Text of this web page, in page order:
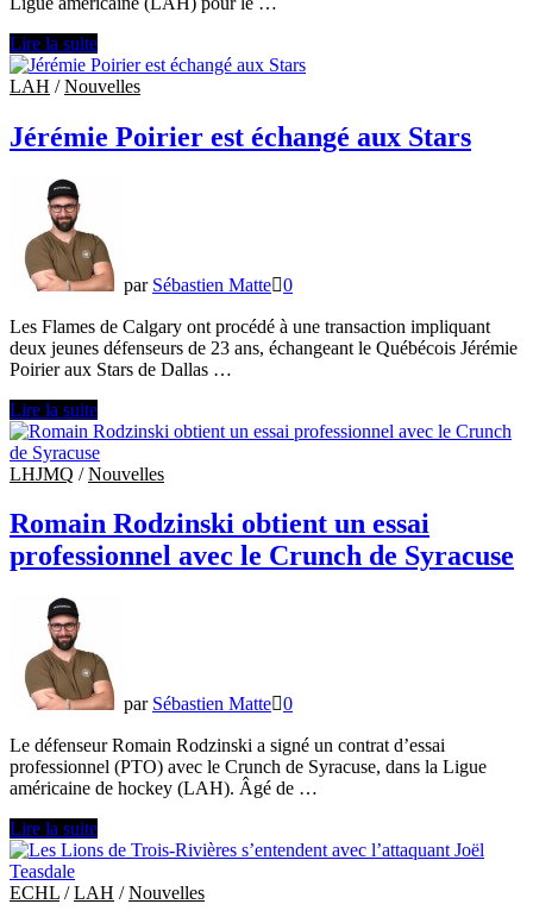
Vincent
Sévigny
décroche
contrat
dans
Ligue
américaine
hockey
Lire la suite
LAH /Nouvelles
Jérémie Poirier est échangé aux Stars
par Sébastien Matte 0
Les Flames de Calgary ont procédé à une transaction impliquant
deux jeunes défenseurs de 23 ans, échangeant le Québécois Jérémie
Poirier aux Stars de Dallas …
Jérémie
Poirier
est
échangé
Stars
Lire la suite
LHJMQ /Nouvelles
Romain Rodzinski obtient un essai
professionnel avec le Crunch de Syracuse
par Sébastien Matte 0
Le défenseur Romain Rodzinski a signé un contrat d’essai
professionnel (PTO) avec le Crunch de Syracuse, dans la Ligue
américaine de hockey (LAH). Âgé de …
Romain
Rodzinski
obtient
un
Lire la suite
ECHL /LAH /Nouvelles